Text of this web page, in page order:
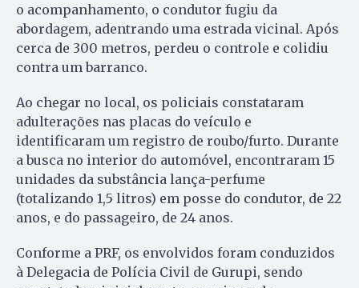
o acompanhamento, o condutor fugiu da
abordagem, adentrando uma estrada vicinal. Após
cerca de 300 metros, perdeu o controle e colidiu
contra um barranco.
Ao chegar no local, os policiais constataram
adulterações nas placas do veículo e
identificaram um registro de roubo/furto. Durante
a busca no interior do automóvel, encontraram 15
unidades da substância lança-perfume
(totalizando 1,5 litros) em posse do condutor, de 22
anos, e do passageiro, de 24 anos.
Conforme a PRF, os envolvidos foram conduzidos
à Delegacia de Polícia Civil de Gurupi, sendo